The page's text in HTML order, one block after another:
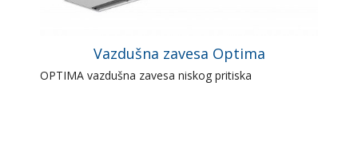
Vazdušna zavesa Optima
OPTIMA vazdušna zavesa niskog pritiska